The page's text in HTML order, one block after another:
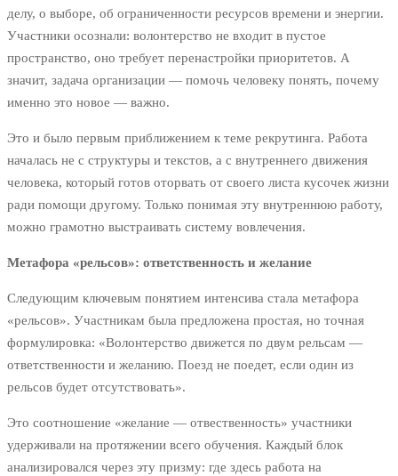
делу, о выборе, об ограниченности ресурсов времени и энергии.
Участники осознали: волонтерство не входит в пустое
пространство, оно требует перенастройки приоритетов. А
значит, задача организации — помочь человеку понять, почему
именно это новое — важно.
Это и было первым приближением к теме рекрутинга. Работа
началась не с структуры и текстов, а с внутреннего движения
человека, который готов оторвать от своего листа кусочек жизни
ради помощи другому. Только понимая эту внутреннюю работу,
можно грамотно выстраивать систему вовлечения.
Метафора «рельсов»: ответственность и желание
Следующим ключевым понятием интенсива стала метафора
«рельсов». Участникам была предложена простая, но точная
формулировка: «Волонтерство движется по двум рельсам —
ответственности и желанию. Поезд не поедет, если один из
рельсов будет отсутствовать».
Это соотношение «желание — отвественность» участники
удерживали на протяжении всего обучения. Каждый блок
анализировался через эту призму: где здесь работа на